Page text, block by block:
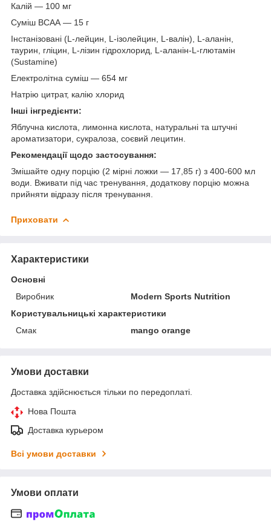
Калій — 100 мг
Суміш ВСАА — 15 г
Інстанізовані (L-лейцин, L-ізолейцин, L-валін), L-аланін,
таурин, гліцин, L-лізин гідрохлорид, L-аланін-L-глютамін
(Sustamine)
Електролітна суміш — 654 мг
Натрію цитрат, калію хлорид
Інші інгредієнти:
Яблучна кислота, лимонна кислота, натуральні та штучні
ароматизатори, сукралоза, соєвий лецитин.
Рекомендації щодо застосування:
Змішайте одну порцію (2 мірні ложки — 17,85 г) з 400-600 мл
води. Вживати під час тренування, додаткову порцію можна
прийняти відразу після тренування.
Приховати
Характеристики
Основні
Виробник
Modern Sports Nutrition
Користувальницькі характеристики
Смак
mango orange
Умови доставки
Доставка здійснюється тільки по передоплаті.
Нова Пошта
Доставка курьером
Всі умови доставки
Умови оплати